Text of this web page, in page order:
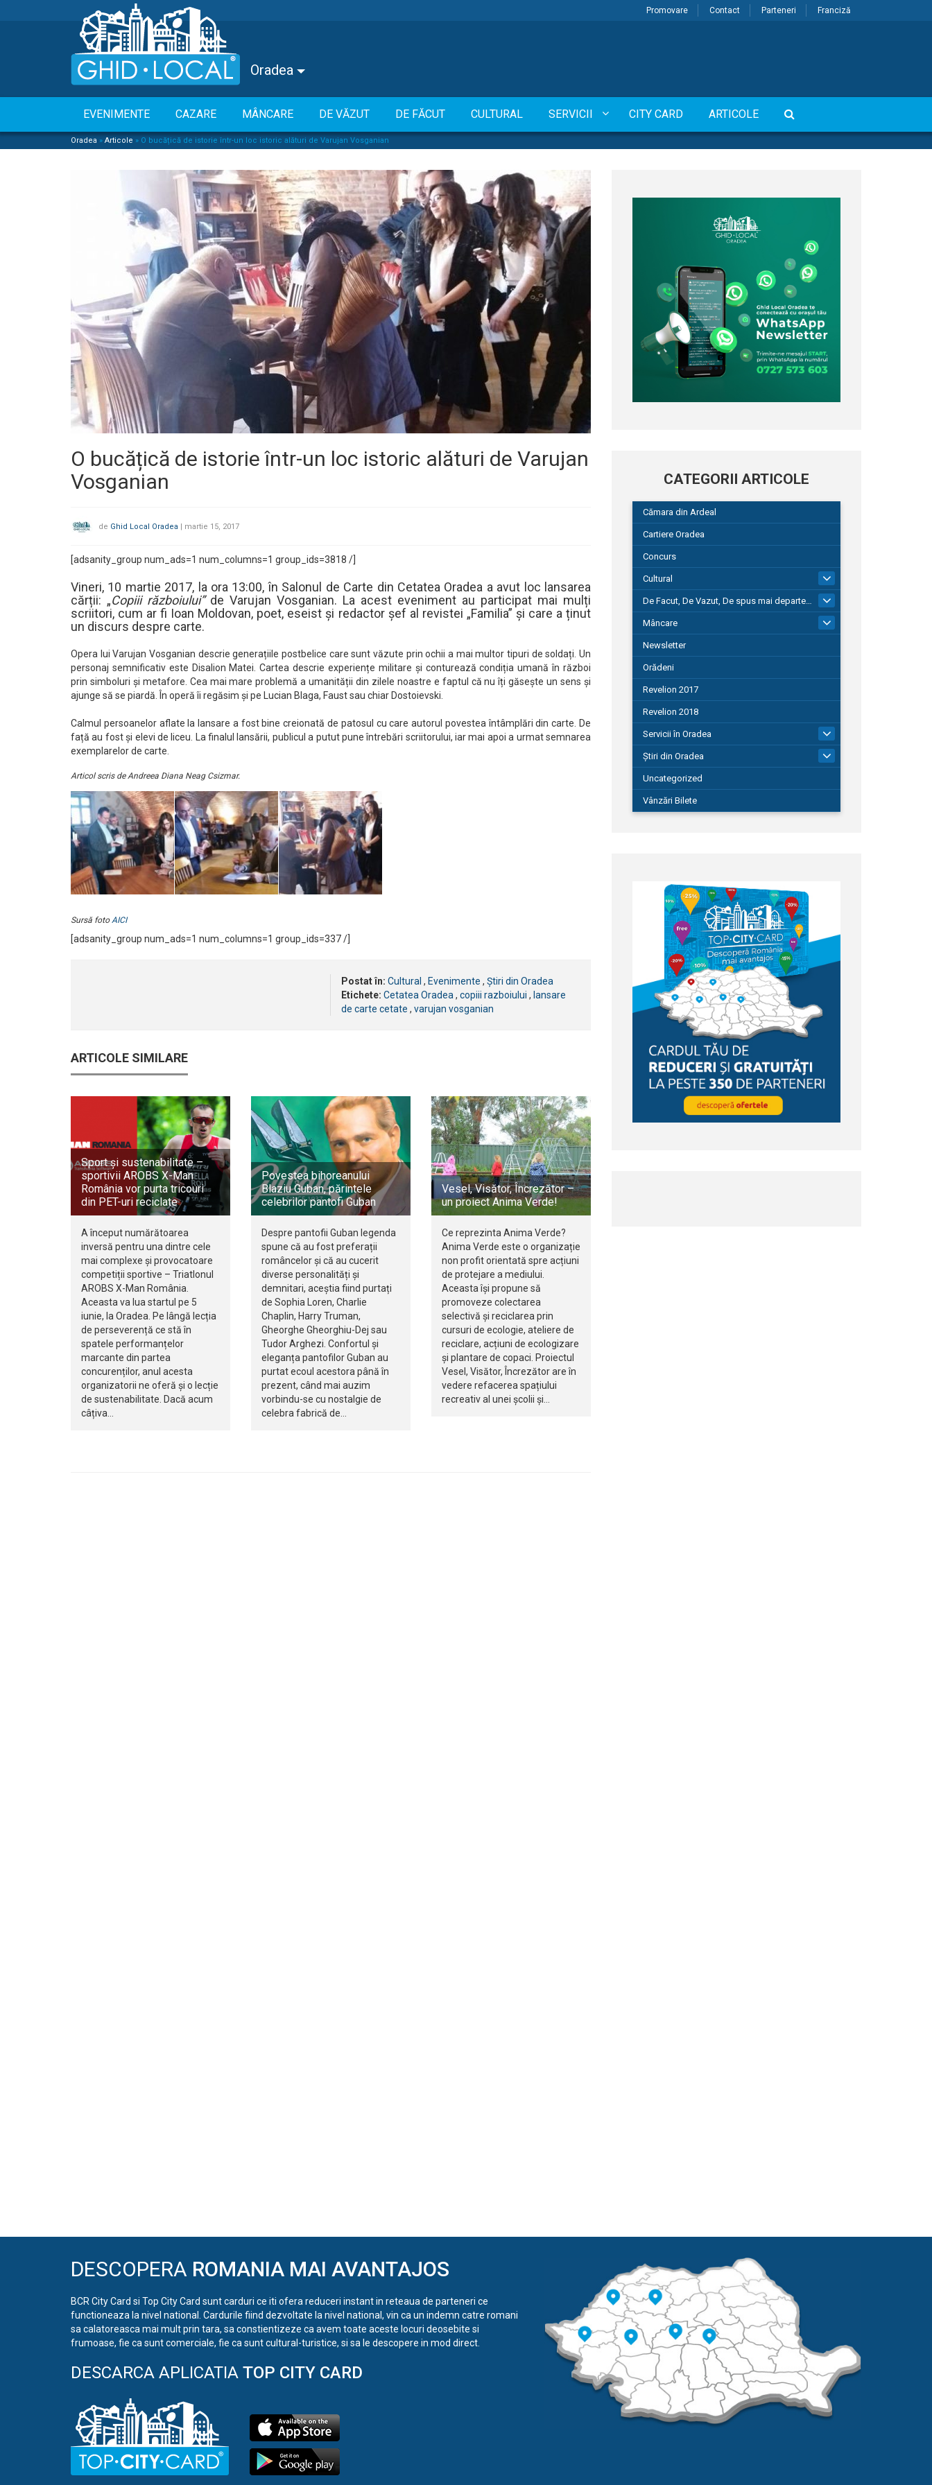
Promovare Contact Parteneri Franciză
Oradea
EVENIMENTE CAZARE MÂNCARE DE VĂZUT DE FĂCUT CULTURAL SERVICII CITY CARD ARTICOLE
Oradea » Articole » O bucățică de istorie într-un loc istoric alături de Varujan Vosganian
O bucățică de istorie într-un loc istoric alături de Varujan
Vosganian
de Ghid Local Oradea | martie 15, 2017
[adsanity_group num_ads=1 num_columns=1 group_ids=3818 /]
Vineri, 10 martie 2017, la ora 13:00, în Salonul de Carte din Cetatea Oradea a avut loc lansarea
cărții: „Copiii războiului”de Varujan Vosganian. La acest eveniment au participat mai mulți
scriitori, cum ar fi Ioan Moldovan, poet, eseist și redactor șef al revistei „Familia” și care a ținut
un discurs despre carte.
Opera lui Varujan Vosganian descrie generațiile postbelice care sunt văzute prin ochii a mai multor tipuri de soldați. Un
personaj semnificativ este Disalion Matei. Cartea descrie experiențe militare și conturează condiția umană în război
prin simboluri și metafore. Cea mai mare problemă a umanității din zilele noastre e faptul că nu îți găsește un sens și
ajunge să se piardă. În operă îi regăsim și pe Lucian Blaga, Faust sau chiar Dostoievski.
Calmul persoanelor aflate la lansare a fost bine creionată de patosul cu care autorul povestea întâmplări din carte. De
față au fost și elevi de liceu. La finalul lansării, publicul a putut pune întrebări scriitorului, iar mai apoi a urmat semnarea
exemplarelor de carte.
Articol scris de Andreea Diana Neag Csizmar.
Sursă fotoAICI
[adsanity_group num_ads=1 num_columns=1 group_ids=337 /]
Postat în: Cultural , Evenimente , Știri din Oradea
Etichete: Cetatea Oradea , copiii razboiului , lansare
de carte cetate , varujan vosganian
ARTICOLE SIMILARE
Sport și sustenabilitate –
sportivii AROBS X-Man
România vor purta tricouri
din PET-uri reciclate
A început numărătoarea
inversă pentru una dintre cele
mai complexe și provocatoare
competiții sportive – Triatlonul
AROBS X-Man România.
Aceasta va lua startul pe 5
iunie, la Oradea. Pe lângă lecția
de perseverență ce stă în
spatele performanțelor
marcante din partea
concurenților, anul acesta
organizatorii ne oferă și o lecție
de sustenabilitate. Dacă acum
câțiva…
Povestea bihoreanului
Blaziu Guban, părintele
celebrilor pantofi Guban
Despre pantofii Guban legenda
spune că au fost preferații
româncelor și că au cucerit
diverse personalități și
demnitari, aceștia fiind purtați
de Sophia Loren, Charlie
Chaplin, Harry Truman,
Gheorghe Gheorghiu-Dej sau
Tudor Arghezi. Confortul și
eleganța pantofilor Guban au
purtat ecoul acestora până în
prezent, când mai auzim
vorbindu-se cu nostalgie de
celebra fabrică de…
Vesel, Visător, Încrezător –
un proiect Anima Verde!
Ce reprezinta Anima Verde?
Anima Verde este o organizație
non profit orientată spre acțiuni
de protejare a mediului.
Aceasta își propune să
promoveze colectarea
selectivă și reciclarea prin
cursuri de ecologie, ateliere de
reciclare, acțiuni de ecologizare
și plantare de copaci. Proiectul
Vesel, Visător, Încrezător are în
vedere refacerea spațiului
recreativ al unei școlii și…
CATEGORII ARTICOLE
Cămara din Ardeal
Cartiere Oradea
Concurs
Cultural
De Facut, De Vazut, De spus mai departe…
580
Mâncare
Newsletter
Orădeni
Revelion 2017
Revelion 2018
Servicii în Oradea
104
Știri din Oradea
1.127
Uncategorized
Vânzări Bilete
DESCOPERA ROMANIA MAI AVANTAJOS
BCR City Card si Top City Card sunt carduri ce iti ofera reduceri instant in reteaua de parteneri ce
functioneaza la nivel national. Cardurile fiind dezvoltate la nivel national, vin ca un indemn catre romani
sa calatoreasca mai mult prin tara, sa constientizeze ca avem toate aceste locuri deosebite si
frumoase, fie ca sunt comerciale, fie ca sunt cultural-turistice, si sa le descopere in mod direct.
DESCARCA APLICATIA TOP CITY CARD